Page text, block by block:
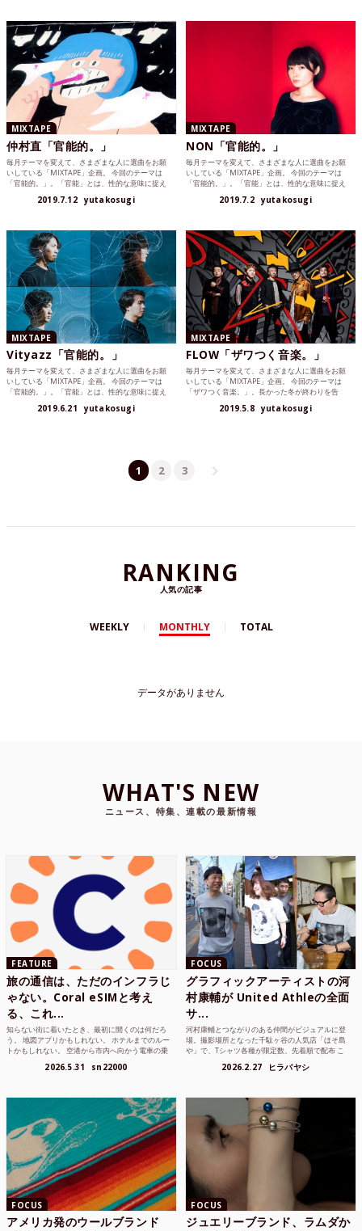
MIXTAPE
仲村直「官能的。」
毎月テーマを変えて、さまざまな人に選曲をお願
いしている「MIXTAPE」企画。 今回のテーマは
「官能的。」。「官能」とは、性的な意味に捉え
2019.7.12 yutakosugi
MIXTAPE
NON「官能的。」
毎月テーマを変えて、さまざまな人に選曲をお願
いしている「MIXTAPE」企画。 今回のテーマは
「官能的。」。「官能」とは、性的な意味に捉え
2019.7.2 yutakosugi
MIXTAPE
Vityazz「官能的。」
毎月テーマを変えて、さまざまな人に選曲をお願
いしている「MIXTAPE」企画。 今回のテーマは
「官能的。」。「官能」とは、性的な意味に捉え
2019.6.21 yutakosugi
MIXTAPE
FLOW「ザワつく音楽。」
毎月テーマを変えて、さまざまな人に選曲をお願
いしている「MIXTAPE」企画。 今回のテーマは
「ザワつく音楽。」。長かった冬が終わりを告
2019.5.8 yutakosugi
1 2 3
RANKING
人気の記事
WEEKLY MONTHLY TOTAL
データがありません
WHAT'S NEW
ニュース、特集、連載の最新情報
FEATURE
旅の通信は、ただのインフラじ
ゃない。Coral eSIMと考え
る、これ...
知らない街に着いたとき、最初に開くのは何だろ
う。 地図アプリかもしれない。 ホテルまでのルー
トかもしれない。 空港から市内へ向かう電車の乗
2026.5.31 sn22000
FOCUS
グラフィックアーティストの河
村康輔が United Athleの全面
サ...
河村康輔とつながりのある仲間がビジュアルに登
場。撮影場所となった千駄ヶ谷の人気店「ほそ島
や」で、Tシャツ各種が限定数、先着順で配布 こ
2026.2.27 ヒラバヤシ
FOCUS
アメリカ発のウールブランド
FOCUS
ジュエリーブランド、ラムダか